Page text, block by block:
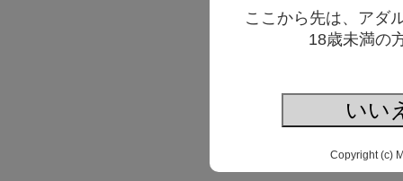
ここから先は、アダ
18歳未満の
いい
Copyright (c)